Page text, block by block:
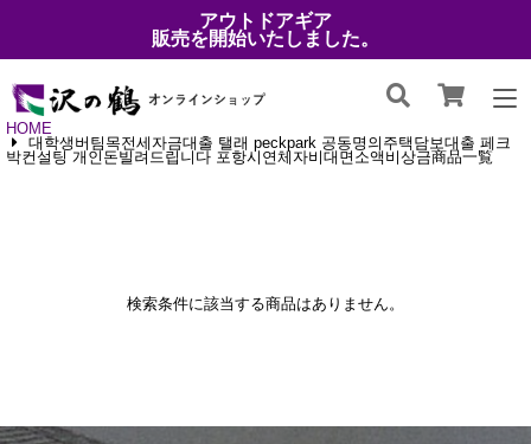
アウトドアギア
販売を開始いたしました。
HOME
대학생버팀목전세자금대출 탤래 peckpark 공동명의주택담보대출 페크
박컨설팅 개인돈빌려드립니다 포항시연체자비대면소액비상금商品一覧
検索条件に該当する商品はありません。